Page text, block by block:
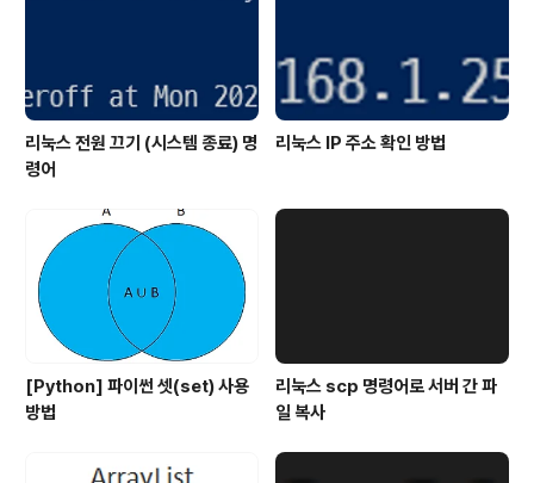
리눅스 전원 끄기 (시스템 종료) 명
령어
리눅스 IP 주소 확인 방법
[Python] 파이썬 셋(set) 사용
방법
리눅스 scp 명령어로 서버 간 파
일 복사